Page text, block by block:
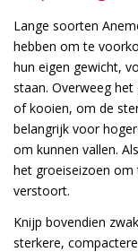
Lange soorten
hebben om te
hun eigen gewicht,
staan. Overweeg
of kooien, om de
belangrijk voor
om kunnen vallen.
het groeiseizoen
verstoort.
Knijp bovendien
sterkere,